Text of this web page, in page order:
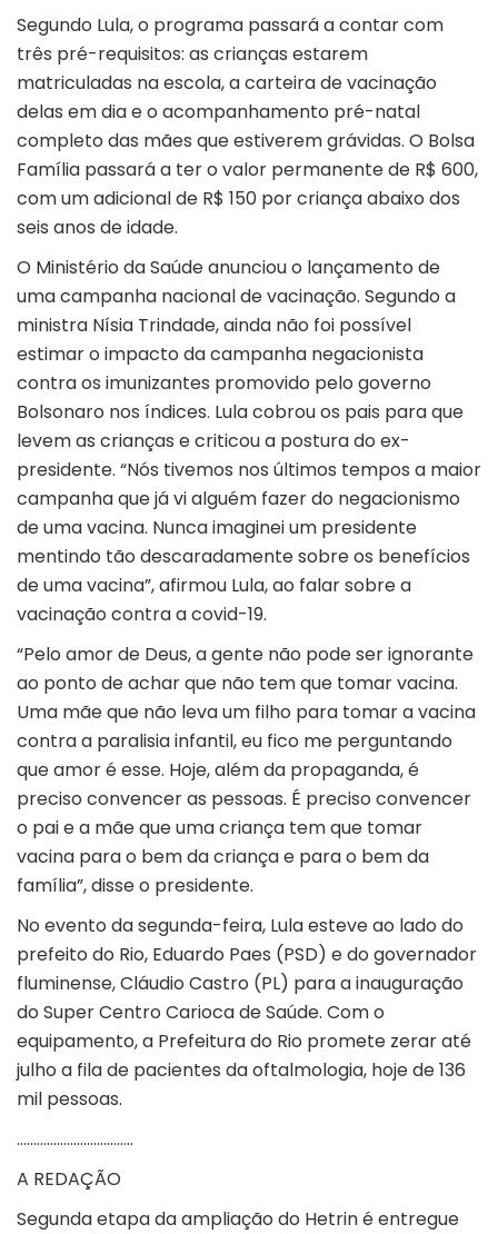
Segundo Lula, o programa passará a contar com
três pré-requisitos: as crianças estarem
matriculadas na escola, a carteira de vacinação
delas em dia e o acompanhamento pré-natal
completo das mães que estiverem grávidas. O Bolsa
Família passará a ter o valor permanente de R$ 600,
com um adicional de R$ 150 por criança abaixo dos
seis anos de idade.
O Ministério da Saúde anunciou o lançamento de
uma campanha nacional de vacinação. Segundo a
ministra Nísia Trindade, ainda não foi possível
estimar o impacto da campanha negacionista
contra os imunizantes promovido pelo governo
Bolsonaro nos índices. Lula cobrou os pais para que
levem as crianças e criticou a postura do ex-
presidente. “Nós tivemos nos últimos tempos a maior
campanha que já vi alguém fazer do negacionismo
de uma vacina. Nunca imaginei um presidente
mentindo tão descaradamente sobre os benefícios
de uma vacina”, afirmou Lula, ao falar sobre a
vacinação contra a covid-19.
“Pelo amor de Deus, a gente não pode ser ignorante
ao ponto de achar que não tem que tomar vacina.
Uma mãe que não leva um filho para tomar a vacina
contra a paralisia infantil, eu fico me perguntando
que amor é esse. Hoje, além da propaganda, é
preciso convencer as pessoas. É preciso convencer
o pai e a mãe que uma criança tem que tomar
vacina para o bem da criança e para o bem da
família”, disse o presidente.
No evento da segunda-feira, Lula esteve ao lado do
prefeito do Rio, Eduardo Paes (PSD) e do governador
fluminense, Cláudio Castro (PL) para a inauguração
do Super Centro Carioca de Saúde. Com o
equipamento, a Prefeitura do Rio promete zerar até
julho a fila de pacientes da oftalmologia, hoje de 136
mil pessoas.
……………………………..
A REDAÇÃO
Segunda etapa da ampliação do Hetrin é entregue